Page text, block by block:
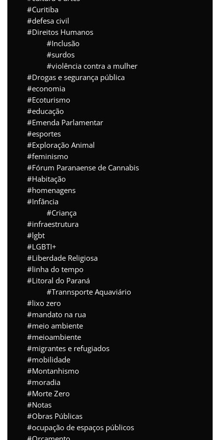
Curitiba
defesa civil
Direitos Humanos
Inclusão
surdos
violência contra a mulher
Drogas e segurança pública
economia
Ecoturismo
educação
Emenda Parlamentar
esportes
Exploração Animal
feminismo
Fórum Paranaense de Cannabis
Habitação
homenagens
Infância
Criança
infraestrutura
lgbt
LGBTI+
Liberdade Religiosa
linha do tempo
Litoral do Paraná
Trannsporte Aquaviário
lixo zero
mandato na rua
meio ambiente
meioambiente
migrantes e refugiados
mobilidade
Montanhismo
moradia
Morte Zero
Notas
Obras Públicas
ocupação de espaços públicos